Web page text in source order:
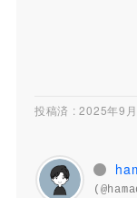
投稿済 : 2025年9